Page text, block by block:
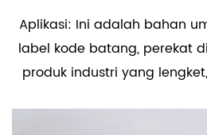
Aplikasi: Ini adalah bahan
label kode batang, perekat
produk industri yang